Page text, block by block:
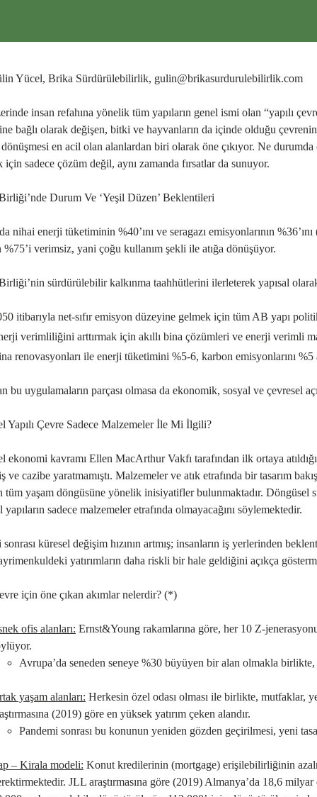
Yücel, Brika Sürdürülebilirlik, gulin@brikasurdurulebilirlik.com
insan refahına yönelik tüm yapıların genel ismi olan “yapılı
bağlı olarak değişen, bitki ve hayvanların da içinde olduğu
en acil olan alanlardan biri olarak öne çıkıyor. Ne
için sadece çözüm değil, aynı zamanda fırsatlar da sunuyor.
Durum Ve ‘Yeşil Düzen’ Beklentileri
nihai enerji tüketiminin %40’ını ve seragazı emisyonlarının
%75’i verimsiz, yani çoğu kullanım şekli ile atığa dönüşüyor.
sürdürülebilir kalkınma taahhütlerini ilerleterek yapısal
itibarıyla net-sıfır emisyon düzeyine gelmek için tüm AB yapı
verimliliğini arttırmak için akıllı bina çözümleri ve enerji verimli
renovasyonları ile enerji tüketimini %5-6, karbon emisyonlarını
bu uygulamaların parçası olmasa da ekonomik, sosyal ve
Yapılı Çevre Sadece Malzemeler İle Mi İlgili?
ekonomi kavramı Ellen MacArthur Vakfı tarafından ilk ortaya
ve cazibe yaratmamıştı. Malzemeler ve atık etrafında bir tasarım
tüm yaşam döngüsüne yönelik inisiyatifler bulunmaktadır. Döngüsel
yapıların sadece malzemeler etrafında olmayacağını söylemektedir.
sonrası küresel değişim hızının artmış; insanların iş yerlerinden
yatırımların daha riskli bir hale geldiğini açıkça
için öne çıkan akımlar nelerdir? (*)
ofis alanları: Ernst&Young rakamlarına göre, her 10 Z-
Avrupa’da seneden seneye %30 büyüyen bir alan olmakla
yaşam alanları: Herkesin özel odası olması ile birlikte, mutfaklar,
(2019) göre en yüksek yatırım çeken alandır.
Pandemi sonrası bu konunun yeniden gözden geçirilmesi, yeni
– Kirala modeli: Konut kredilerinin (mortgage) erişilebilirliğinin
JLL araştırmasına göre (2019) Almanya’da 18,6